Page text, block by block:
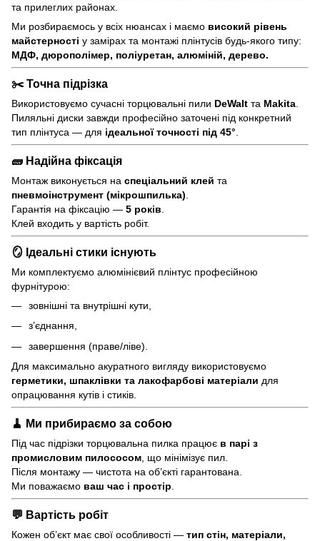
та прилеглих районах.
Ми розбираємось у всіх нюансах і маємо високий рівень
майстерності у замірах та монтажі плінтусів будь-якого типу:
МДФ, дюрополімер, поліуретан, алюміній, дерево.
✂️ Точна підрізка
Використовуємо сучасні торцювальні пили DeWalt та Makita
Пиляльні диски завжди професійно заточені під конкретний
тип плінтуса — для ідеальної точності під 45°
🧱 Надійна фіксація
Монтаж виконується на спеціальний клей та
пневмоінструмент (мікрошпилька)
Гарантія на фіксацію — 5 років
Клей входить у вартість робіт.
🪞 Ідеальні стики існують
Ми комплектуємо алюмінієвий плінтус професійною
фурнітурою:
зовнішні та внутрішні кути,
з’єднання,
завершення (праве/ліве).
Для максимально акуратного вигляду використовуємо
герметики, шпаклівки та лакофарбові матеріали для
опрацювання кутів і стиків.
🧹 Ми прибираємо за собою
Під час підрізки торцювальна пилка працює в парі з
промисловим пилососом , що мінімізує пил.
Після монтажу — чистота на об’єкті гарантована.
Ми поважаємо ваш час і простір
💬 Вартість робіт
Кожен об’єкт має свої особливості — тип стін, матеріали,